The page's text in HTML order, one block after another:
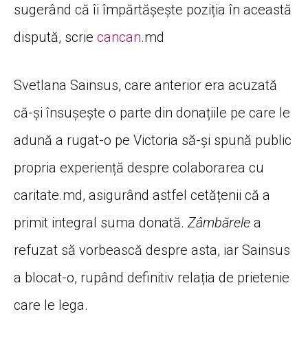
sugerând că îi împărtășește poziția în această
dispută, scrie cancan.md
Svetlana Sainsus, care anterior era acuzată
că-și însușește o parte din donațiile pe care le
adună a rugat-o pe Victoria să-și spună public
propria experiență despre colaborarea cu
caritate.md, asigurând astfel cetățenii că a
primit integral suma donată. Zâmbărele a
refuzat să vorbească despre asta, iar Sainsus
a blocat-o, rupând definitiv relația de prietenie
care le lega.